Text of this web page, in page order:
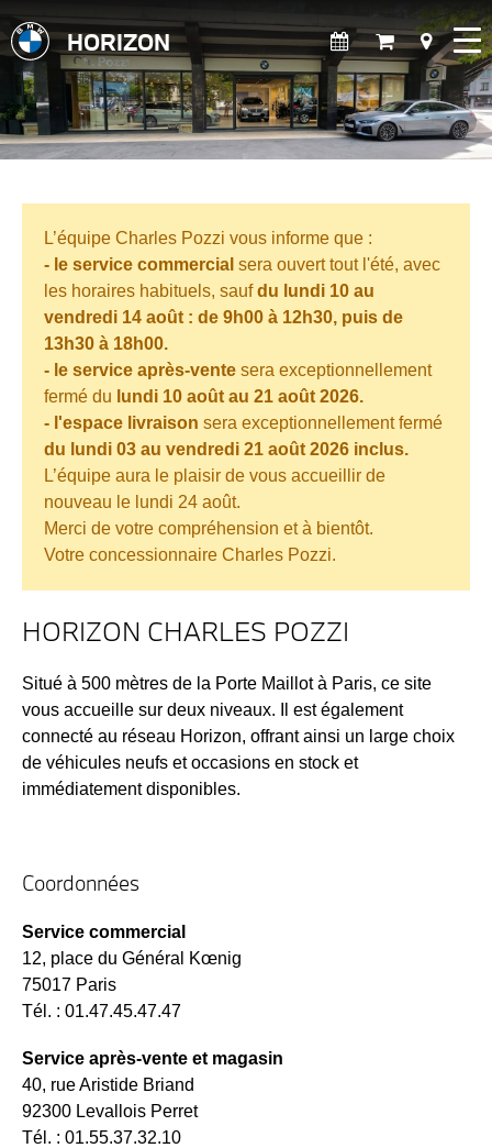
HORIZON
L’équipe Charles Pozzi vous informe que :
- le service commercial sera ouvert tout l'été, avec
les horaires habituels, saufdu lundi 10 au
vendredi 14 août : de 9h00 à 12h30, puis de
13h30 à 18h00.
- le service après-vente sera exceptionnellement
fermé du lundi 10 août au 21 août 2026.
- l'espace livraison sera exceptionnellement fermé
du lundi 03 au vendredi 21 août 2026 inclus.
L’équipe aura le plaisir de vous accueillir de
nouveau le lundi 24 août.
Merci de votre compréhension et à bientôt.
Votre concessionnaire Charles Pozzi.
HORIZON CHARLES POZZI
Situé à 500 mètres de la Porte Maillot à Paris, ce site
vous accueille sur deux niveaux. Il est également
connecté au réseau Horizon, offrant ainsi un large choix
de véhicules neufs et occasions en stock et
immédiatement disponibles.
Coordonnées
Service commercial
12, place du Général Kœnig
75017 Paris
Tél. : 01.47.45.47.47
Service après-vente et magasin
40, rue Aristide Briand
92300 Levallois Perret
Tél. : 01.55.37.32.10